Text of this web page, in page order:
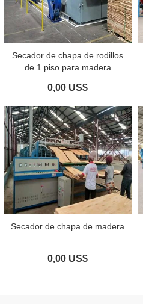
Secador de chapa de rodillos
de 1 piso para madera
0,00 US$
Secador de chapa de madera
0,00 US$